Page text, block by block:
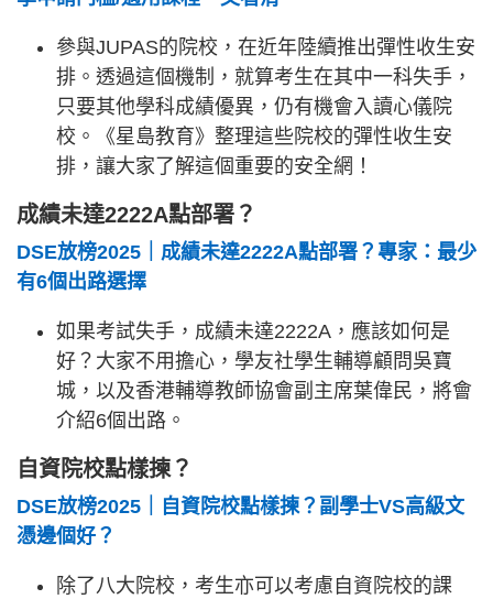
參與JUPAS的院校，在近年陸續推出彈性收生安
排。透過這個機制，就算考生在其中一科失手，
只要其他學科成績優異，仍有機會入讀心儀院
校。《星島教育》整理這些院校的彈性收生安
排，讓大家了解這個重要的安全網！
成績未達2222A點部署？
DSE放榜2025｜成績未達2222A點部署？專家：最少
有6個出路選擇
如果考試失手，成績未達2222A，應該如何是
好？大家不用擔心，學友社學生輔導顧問吳寶
城，以及香港輔導教師協會副主席葉偉民，將會
介紹6個出路。
自資院校點樣揀？
DSE放榜2025｜自資院校點樣揀？副學士VS高級文
憑邊個好？
除了八大院校，考生亦可以考慮自資院校的課